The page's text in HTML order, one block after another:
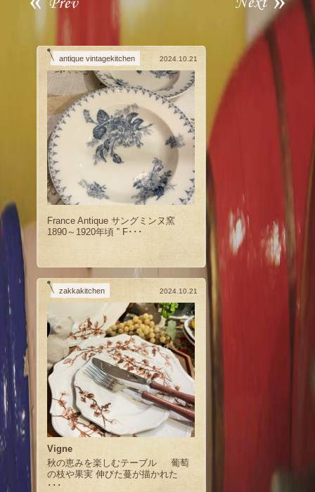
antique vintagekitchen 2024.10.21
France Antique サングミンヌ窯
1890～1920年頃 ‟ F･･･
zakkakitchen 2024.10.21
Vigne
秋の恵みを楽しむテーブル 葡萄
の枝や果実 伸びた蔓が描かれた
･･･